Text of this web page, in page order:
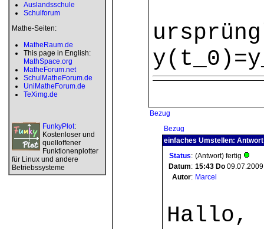
Auslandsschule
Schulforum
Mathe-Seiten:
MatheRaum.de
This page in English:
MathSpace.org
MatheForum.net
SchulMatheForum.de
UniMatheForum.de
TeXimg.de
FunkyPlot:
Kostenloser und
quelloffener
Funktionenplotter
für Linux und andere
Betriebssysteme
Bezug
Bezug
einfaches Umstellen: Antwort
Status: (Antwort) fertig
Datum: 15:43 Do 09.07.2009
Autor: Marcel
Hallo,